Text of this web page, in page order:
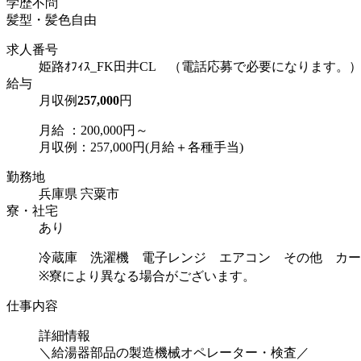
学歴不問
髪型・髪色自由
求人番号
姫路ｵﾌｨｽ_FK田井CL （電話応募で必要になります。）
給与
月収例257,000円
月給 ：200,000円～
月収例：257,000円(月給＋各種手当)
勤務地
兵庫県 宍粟市
寮・社宅
あり
冷蔵庫 洗濯機 電子レンジ エアコン その他 カー
※寮により異なる場合がございます。
仕事内容
詳細情報
＼給湯器部品の製造機械オペレーター・検査／